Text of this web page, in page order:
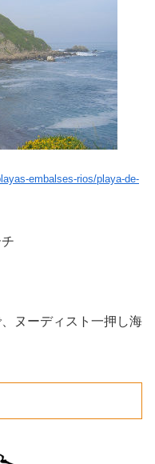
embalses-rios/playa-de-
ヌーディスト一押し海